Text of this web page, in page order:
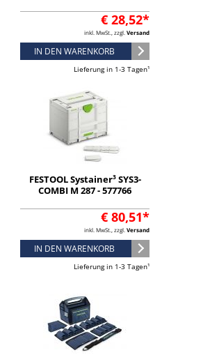
€ 28,52*
inkl. MwSt., zzgl. Versand
IN DEN WARENKORB
Lieferung in 1-3 Tagen¹
FESTOOL Systainer³ SYS3-
COMBI M 287 - 577766
€ 80,51*
inkl. MwSt., zzgl. Versand
IN DEN WARENKORB
Lieferung in 1-3 Tagen¹